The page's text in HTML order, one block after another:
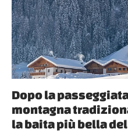
Dopo la
montagna
la baita più bella